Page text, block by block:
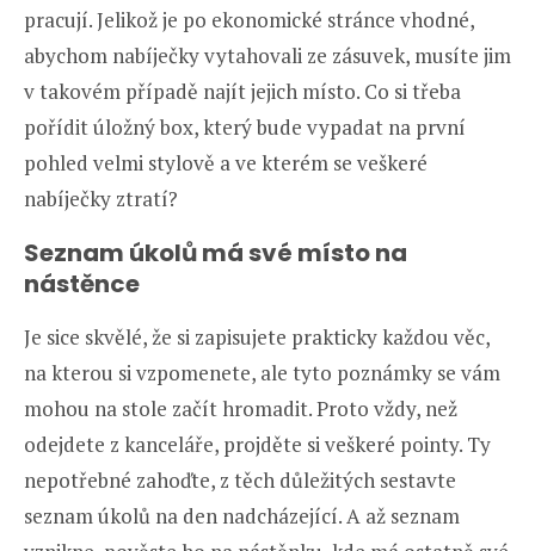
pracují. Jelikož je po ekonomické stránce vhodné,
abychom nabíječky vytahovali ze zásuvek, musíte jim
v takovém případě najít jejich místo. Co si třeba
pořídit úložný box, který bude vypadat na první
pohled velmi stylově a ve kterém se veškeré
nabíječky ztratí?
Seznam úkolů má své místo na
nástěnce
Je sice skvělé, že si zapisujete prakticky každou věc,
na kterou si vzpomenete, ale tyto poznámky se vám
mohou na stole začít hromadit. Proto vždy, než
odejdete z kanceláře, projděte si veškeré pointy. Ty
nepotřebné zahoďte, z těch důležitých sestavte
seznam úkolů na den nadcházející. A až seznam